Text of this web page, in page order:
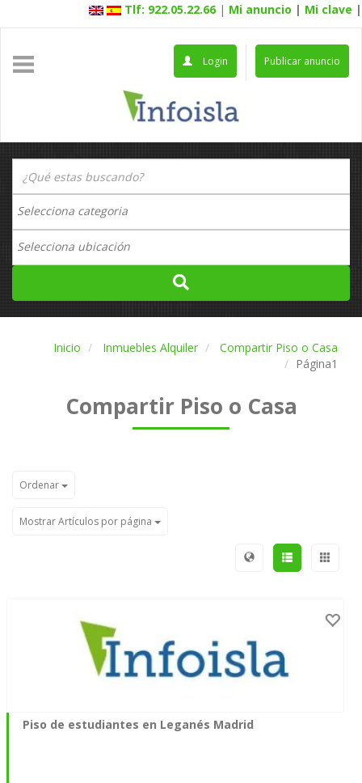
Tlf: 922.05.22.66 | Mi anuncio | Mi clave |
Publicar anuncio
Login
Inicio Inmuebles Alquiler
Compartir Piso o Casa
Página1
Compartir Piso o Casa
Ordenar
Mostrar Artículos por página
Piso de estudiantes en Leganés Madrid